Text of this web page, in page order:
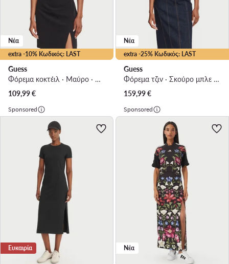
extra -10% Κωδικός: LAST
Νέα
Guess
Φόρεμα κοκτέιλ · Μαύρο · Mini
109,99€
extra -25% Κωδικός: LAST
Νέα
Guess
Φόρεμα τζιν · Σκούρο μπλε · Mini
159,99€
Sponsored
Ευκαιρία
Sponsored
Νέα